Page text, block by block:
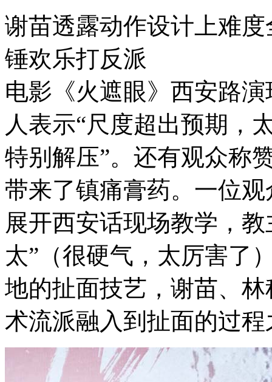
谢苗透露动作设计上难度
锤欢乐打反派
电影《火遮眼》西安路
人表示“尺度超出预期，
特别解压”。还有观众称
带来了镇痛膏药。一位
展开西安话现场教学，
太”（很硬气，太厉害了
地的扯面技艺，谢苗、
术流派融入到扯面的过